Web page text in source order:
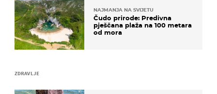
ZDRAVLJE
NAJMANJA NA SVIJETU
Čudo prirode: Predivna
pješčana plaža na 100 metara
od mora